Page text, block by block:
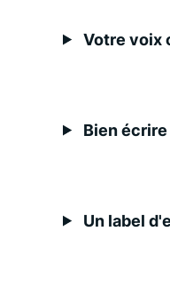
Votre voix
Bien
Un label